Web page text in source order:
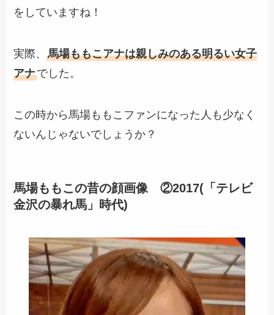
をしていますね！
実際、馬場ももこアナは親しみのある明るい女子
アナでした。
この時から馬場ももこファンになった人も少なく
ないんじゃないでしょうか？
馬場ももこの昔の顔画像 ②2017( 「テレビ
金沢の暴れ馬」
時代)